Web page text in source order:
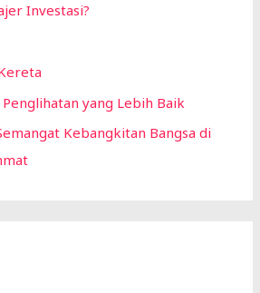
Investasi?
Penglihatan yang Lebih Baik
Kebangkitan Bangsa di